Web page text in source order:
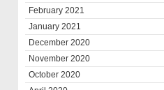
February 2021
January 2021
December 2020
November 2020
October 2020